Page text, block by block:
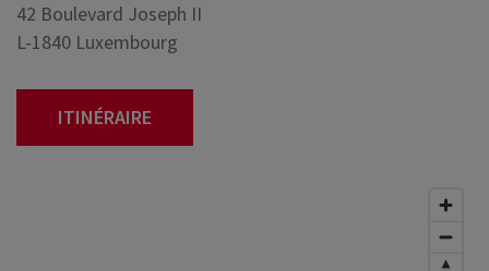
42 Boulevard Joseph II
L-1840 Luxembourg
ITINÉRAIRE